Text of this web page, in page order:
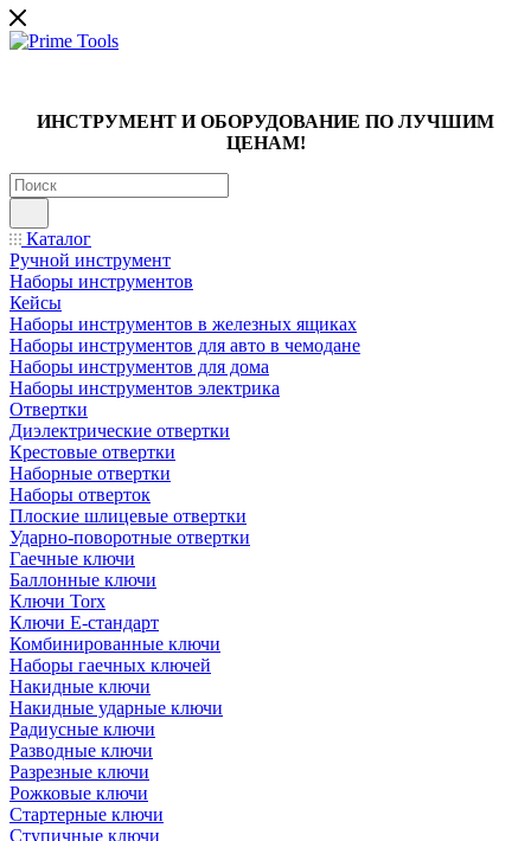
ИНСТРУМЕНТ И ОБОРУДОВАНИЕ ПО ЛУЧШИМ
ЦЕНАМ!
Каталог
Ручной инструмент
Наборы инструментов
Кейсы
Наборы инструментов в железных ящиках
Наборы инструментов для авто в чемодане
Наборы инструментов для дома
Наборы инструментов электрика
Отвертки
Диэлектрические отвертки
Крестовые отвертки
Наборные отвертки
Наборы отверток
Плоские шлицевые отвертки
Ударно-поворотные отвертки
Гаечные ключи
Баллонные ключи
Ключи Torx
Ключи Е-стандарт
Комбинированные ключи
Наборы гаечных ключей
Накидные ключи
Накидные ударные ключи
Радиусные ключи
Разводные ключи
Разрезные ключи
Рожковые ключи
Стартерные ключи
Ступичные ключи